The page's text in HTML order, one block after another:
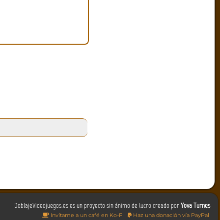
DoblajeVideojuegos.es es un proyecto sin ánimo de lucro creado porYova Turnes
Invítame a un café en Ko-Fi Haz una donación vía PayPal